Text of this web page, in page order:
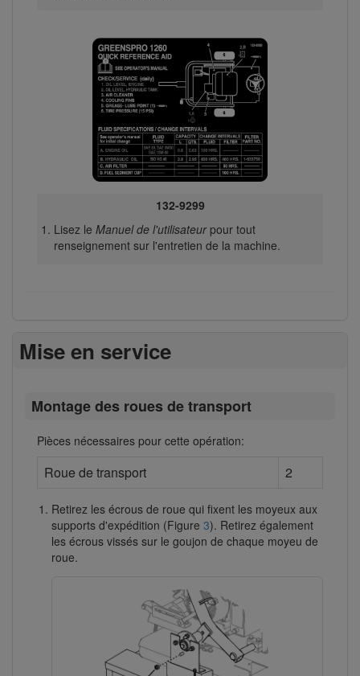
132-9299
Lisez le Manuel de l'utilisateurpour tout
renseignement sur l'entretien de la machine.
Mise en service
Montage des roues de transport
Pièces nécessaires pour cette opération:
Roue de transport 2
Retirez les écrous de roue qui fixent les moyeux aux
supports d'expédition (Figure 3). Retirez également
les écrous vissés sur le goujon de chaque moyeu de
roue.